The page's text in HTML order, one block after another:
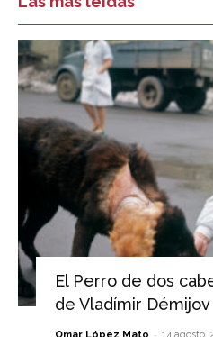
El Perro de dos
de Vladímir
-